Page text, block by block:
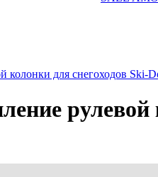
колонки для снегоходов Ski-
рулевой